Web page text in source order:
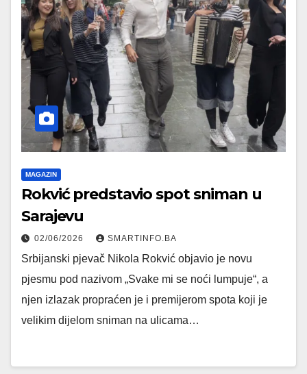
MAGAZIN
Rokvić predstavio spot sniman u
Sarajevu
02/06/2026 SMARTINFO.BA
Srbijanski pjevač Nikola Rokvić objavio je novu
pjesmu pod nazivom „Svake mi se noći lumpuje“, a
njen izlazak propraćen je i premijerom spota koji je
velikim dijelom sniman na ulicama…